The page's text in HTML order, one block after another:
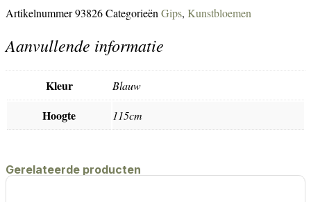
Artikelnummer93826Categorieën Gips, Kunstbloemen
Aanvullende informatie
Kleur Blauw
Hoogte 115cm
Gerelateerde producten